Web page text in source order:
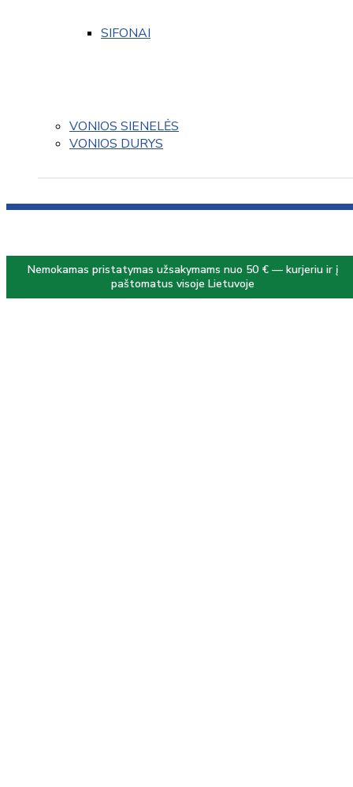
SIFONAI
VONIOS SIENELĖS
VONIOS DURYS
Nemokamas pristatymas užsakymams nuo 50 € — kurjeriu ir į
paštomatus visoje Lietuvoje